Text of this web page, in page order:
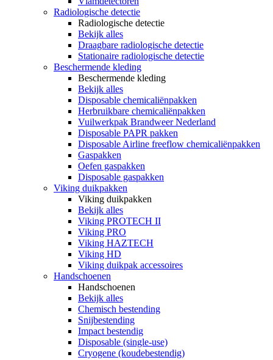
Radiologische detectie
Radiologische detectie
Bekijk alles
Draagbare radiologische detectie
Stationaire radiologische detectie
Beschermende kleding
Beschermende kleding
Bekijk alles
Disposable chemicaliënpakken
Herbruikbare chemicaliënpakken
Vuilwerkpak Brandweer Nederland
Disposable PAPR pakken
Disposable Airline freeflow chemicaliënpakken
Gaspakken
Oefen gaspakken
Disposable gaspakken
Viking duikpakken
Viking duikpakken
Bekijk alles
Viking PROTECH II
Viking PRO
Viking HAZTECH
Viking HD
Viking duikpak accessoires
Handschoenen
Handschoenen
Bekijk alles
Chemisch bestending
Snijbestending
Impact bestendig
Disposable (single-use)
Cryogene (koudebestendig)